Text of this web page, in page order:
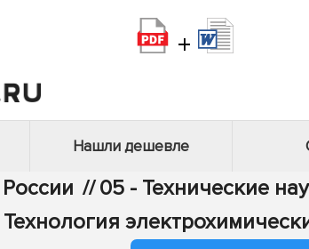
+
Нашли дешевле
// 05 - Технические
Технология